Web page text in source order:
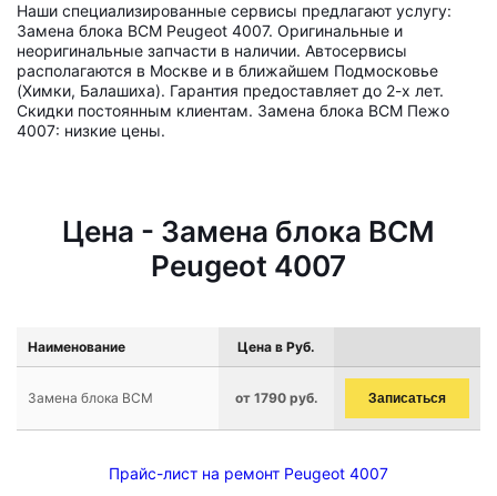
Наши специализированные сервисы предлагают услугу:
Замена блока BCM Peugeot 4007. Оригинальные и
неоригинальные запчасти в наличии. Автосервисы
располагаются в Москве и в ближайшем Подмосковье
(Химки, Балашиха). Гарантия предоставляет до 2-х лет.
Скидки постоянным клиентам. Замена блока BCM Пежо
4007: низкие цены.
Цена - Замена блока BCM
Peugeot 4007
Наименование Цена в Руб.
Замена блока BCM от 1790 руб. Записаться
Прайс-лист на ремонт Peugeot 4007